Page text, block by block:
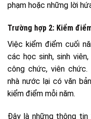
phạm hoặc những lời
Trường hợp 2: Kiểm
Việc kiểm điểm cuối
các học sinh, sinh
công chức, viên chức.
nhà nước lại có văn
kiểm điểm mỗi năm.
Đây là những thông